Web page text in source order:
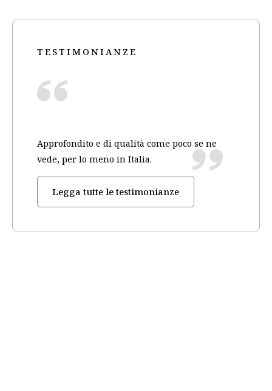
TESTIMONIANZE
Approfondito e di qualità come poco se ne
vede, per lo meno in Italia.
Legga tutte le testimonianze